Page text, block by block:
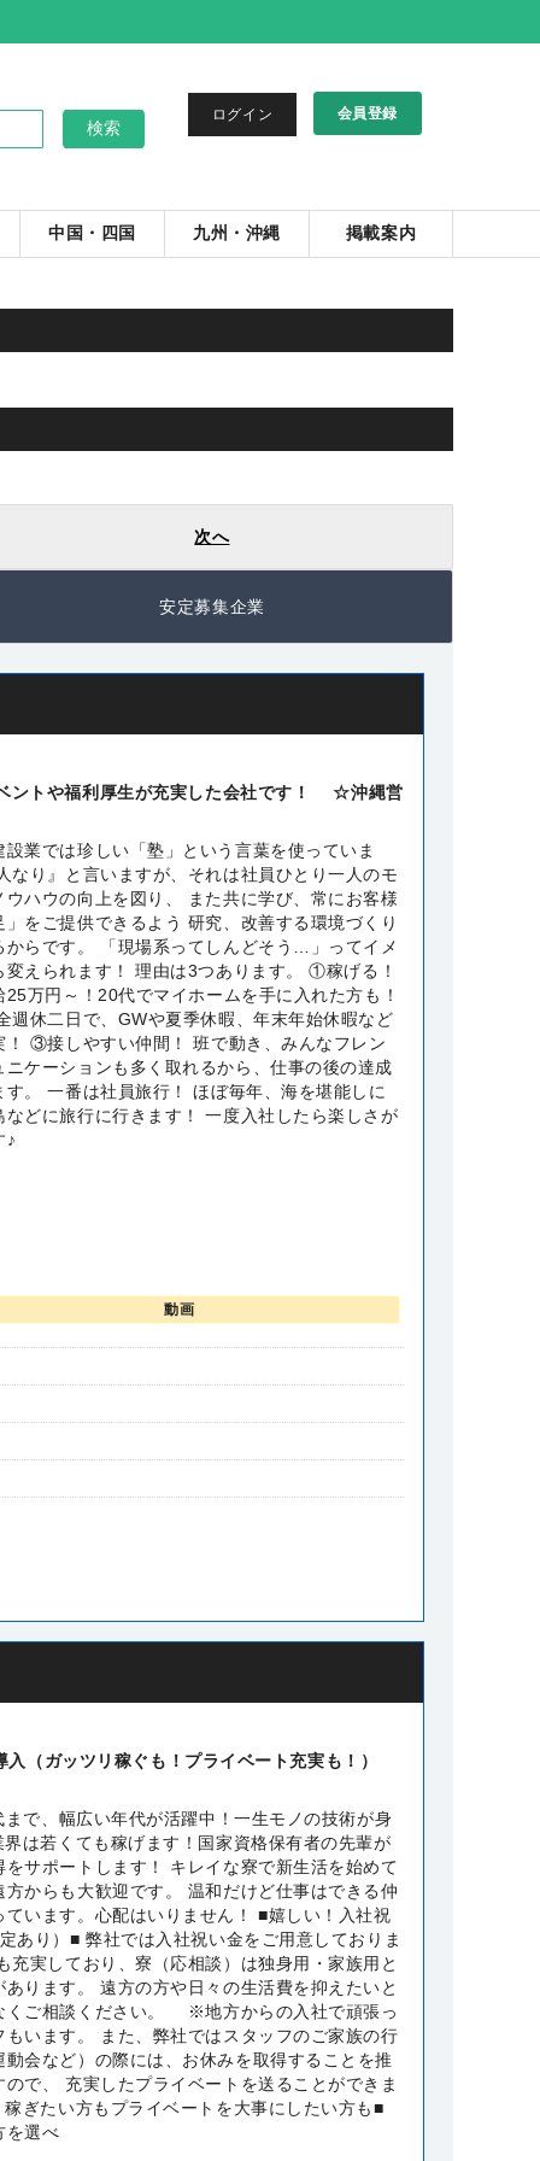
ログイン 会員登録
中国・四国 九州・沖縄 掲載案内
次へ
安定募集企業
ベントや福利厚生が充実した会社です！ ☆沖縄営
設業では珍しい「塾」という言葉を使っていま
なり』と言いますが、それは社員ひとり一人のモ
ウハウの向上を図り、 また共に学び、常にお客様
」をご提供できるよう 研究、改善する環境づくり
からです。 「現場系ってしんどそう…」ってイメ
変えられます！ 理由は3つあります。 ①稼げる！
万円～！20代でマイホームを手に入れた方も！
週休二日で、GWや夏季休暇、年末年始休暇など
！ ③接しやすい仲間！ 班で動き、みんなフレン
ニケーションも多く取れるから、仕事の後の達成
す。 一番は社員旅行！ ほぼ毎年、海を堪能しに
などに旅行に行きます！ 一度入社したら楽しさが
♪
動画
（ガッツリ稼ぐも！プライベート充実も！）
で、幅広い年代が活躍中！一生モノの技術が身
は若くても稼げます！国家資格保有者の先輩が
をサポートします！ キレイな寮で新生活を始めて
方からも大歓迎です。 温和だけど仕事はできる仲
ています。心配はいりません！ ■嬉しい！入社祝
あり）■ 弊社では入社祝い金をご用意しておりま
充実しており、寮（応相談）は独身用・家族用と
あります。 遠方の方や日々の生活費を抑えたいと
くご相談ください。 ※地方からの入社で頑張っ
もいます。 また、弊社ではスタッフのご家族の行
動会など）の際には、お休みを取得することを推
ので、 充実したプライベートを送ることができま
ぎたい方もプライベートを大事にしたい方も■
を選べ